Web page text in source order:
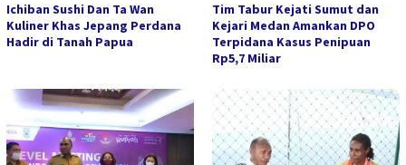
Ichiban Sushi Dan Ta Wan
Kuliner Khas Jepang Perdana
Hadir di Tanah Papua
Tim Tabur Kejati Sumut dan
Kejari Medan Amankan DPO
Terpidana Kasus Penipuan
Rp5,7 Miliar